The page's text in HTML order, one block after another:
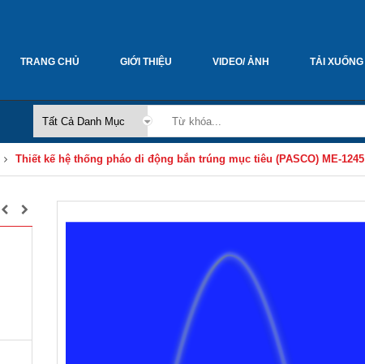
TRANG CHỦ GIỚI THIỆU VIDEO/ ẢNH TẢI XUỐNG
Thiết kế hệ thống pháo di động bắn trúng mục tiêu (PASCO) ME-1245